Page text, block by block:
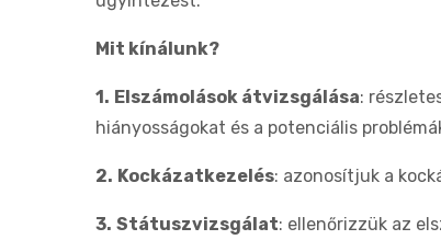
Mit kínálunk?
1. Elszámolások átvizsgálása:
hiányosságokat és a potenciális
2. Kockázatkezelés: azonosítjuk a
3. Státuszvizsgálat: ellenőrizzük az